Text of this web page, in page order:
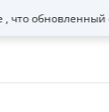
обновленный